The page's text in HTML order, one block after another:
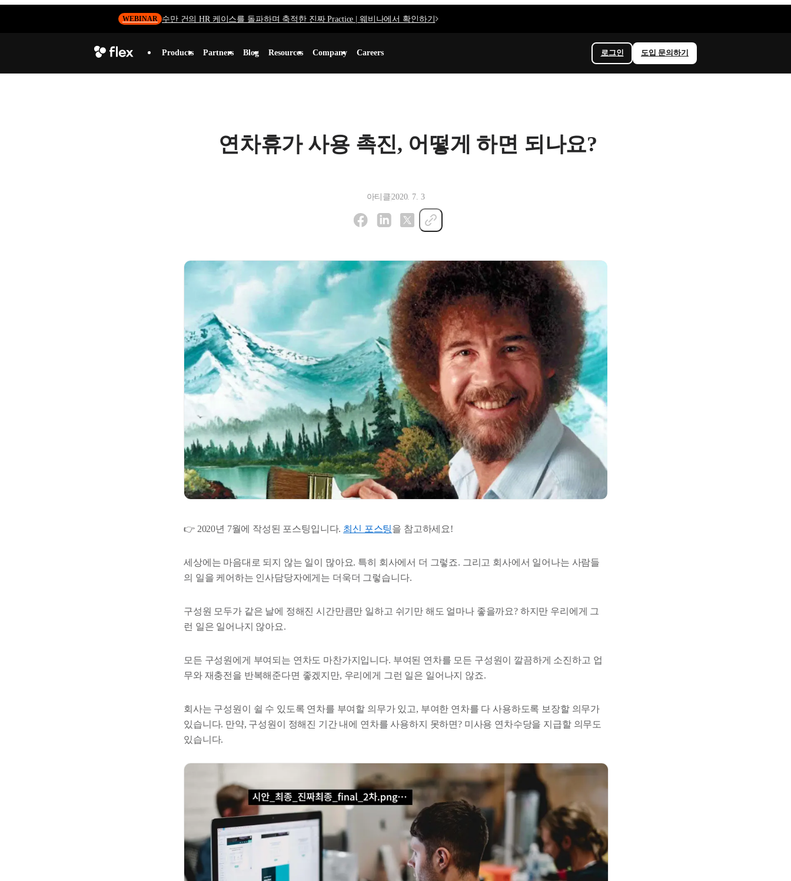
WEBINAR 수만 건의 HR 케이스를 돌파하며 축적한 진짜 Practice | 웨비나에서 확인하기
Products Partners Blog Resources Company Careers 로그인 도입 문의하기
연차휴가 사용 촉진, 어떻게 하면 되나요?
아티클2020. 7. 3
👉 2020년 7월에 작성된 포스팅입니다. 최신 포스팅을 참고하세요!
세상에는 마음대로 되지 않는 일이 많아요. 특히 회사에서 더 그렇죠. 그리고 회사에서 일어나는 사람들
의 일을 케어하는 인사담당자에게는 더욱더 그렇습니다.
구성원 모두가 같은 날에 정해진 시간만큼만 일하고 쉬기만 해도 얼마나 좋을까요? 하지만 우리에게 그
런 일은 일어나지 않아요.
모든 구성원에게 부여되는 연차도 마찬가지입니다. 부여된 연차를 모든 구성원이 깔끔하게 소진하고 업
무와 재충전을 반복해준다면 좋겠지만, 우리에게 그런 일은 일어나지 않죠.
회사는 구성원이 쉴 수 있도록 연차를 부여할 의무가 있고, 부여한 연차를 다 사용하도록 보장할 의무가
있습니다. 만약, 구성원이 정해진 기간 내에 연차를 사용하지 못하면? 미사용 연차수당을 지급할 의무도
있습니다.